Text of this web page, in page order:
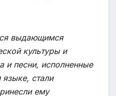
выдающимся
культуры и
и песни, исполненные
стали
ему